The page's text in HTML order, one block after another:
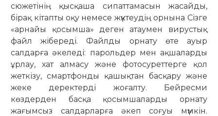
сюжетінің қысқаша сипаттамасын жасайды,
бірақ кітапты оқу немесе жүктеудің орнына Сізге
«арнайы қосымша» деген атаумен вирустық
файл жібереді. Файлды орнату өте ауыр
салдарға әкеледі: парольдер мен ақшаларды
ұрлау, хат алмасу және фотосуреттерге қол
жеткізу, смартфонды қашықтан басқару және
жеке деректерді жоғалту. Бейресми
көздерден басқа қосымшаларды орнату
жағымсыз салдарларға әкеп соғуы мүмкін.